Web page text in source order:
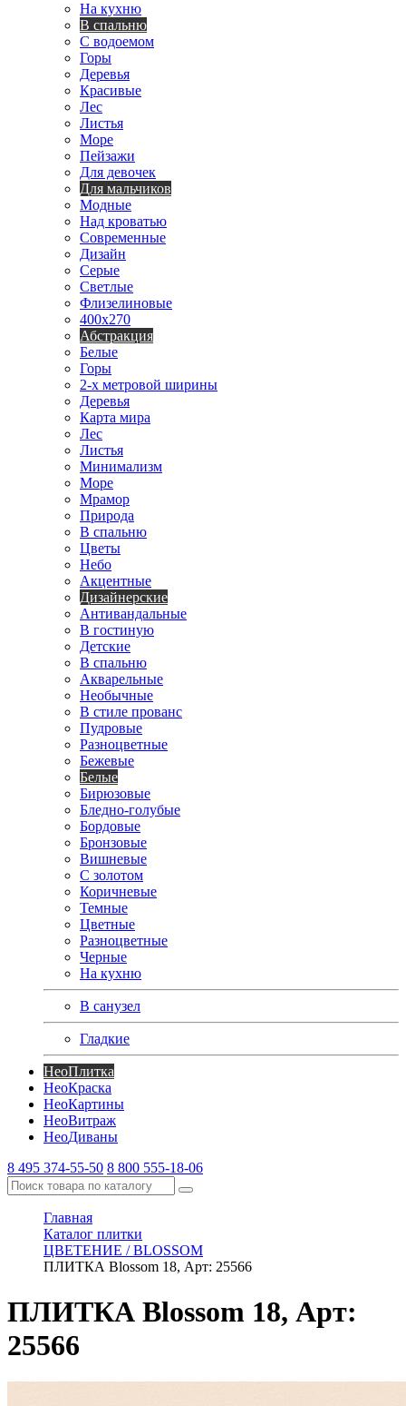
На кухню
В спальню
С водоемом
Горы
Деревья
Красивые
Лес
Листья
Море
Пейзажи
Для девочек
Для мальчиков
Модные
Над кроватью
Современные
Дизайн
Серые
Светлые
Флизелиновые
400х270
Абстракция
Белые
Горы
2-х метровой ширины
Деревья
Карта мира
Лес
Листья
Минимализм
Море
Мрамор
Природа
В спальню
Цветы
Небо
Акцентные
Дизайнерские
Антивандальные
В гостиную
Детские
В спальню
Акварельные
Необычные
В стиле прованс
Пудровые
Разноцветные
Бежевые
Белые
Бирюзовые
Бледно-голубые
Бордовые
Бронзовые
Вишневые
С золотом
Коричневые
Темные
Цветные
Разноцветные
Черные
На кухню
В санузел
Гладкие
НеоПлитка
НеоКраска
НеоКартины
НеоВитраж
НеоДиваны
8 495 374-55-50 8 800 555-18-06
Главная
Каталог плитки
ЦВЕТЕНИЕ / BLOSSOM
ПЛИТКА Blossom 18, Арт: 25566
ПЛИТКА Blossom 18, Арт:
25566